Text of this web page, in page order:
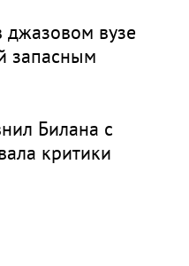
джазовом вузе
запасным
Билана с
критики